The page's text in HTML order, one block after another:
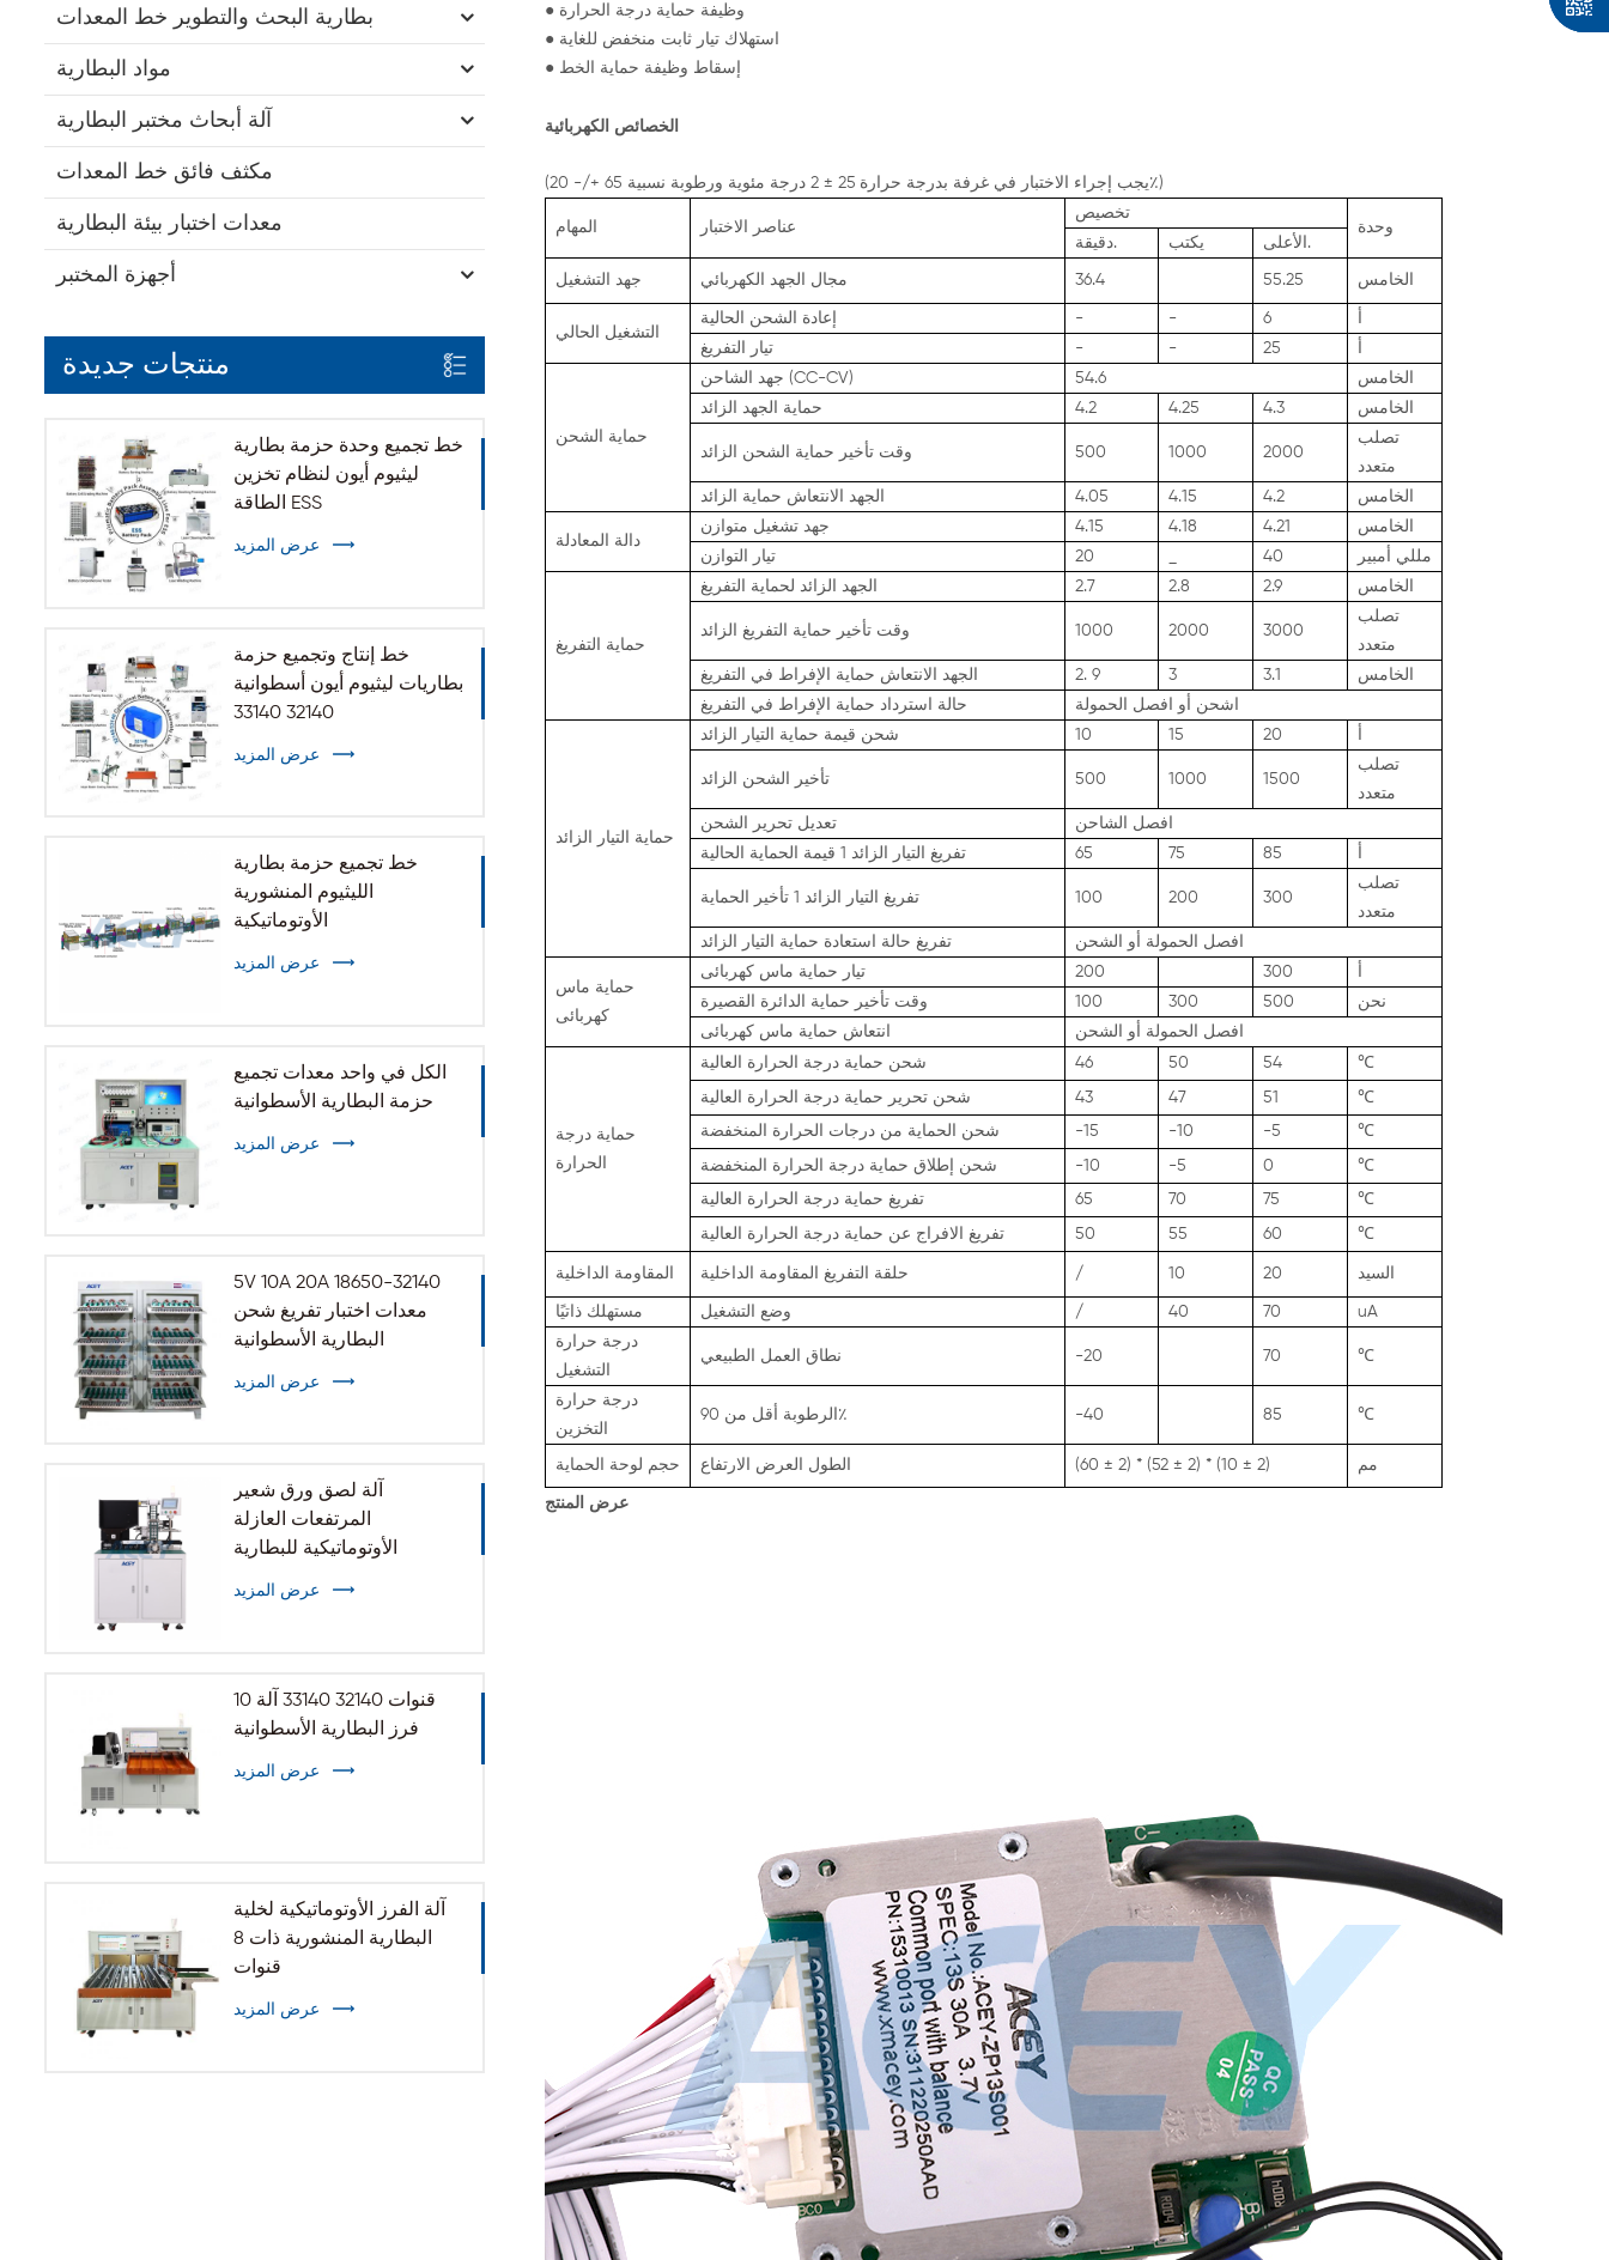
بطارية البحث والتطوير خط المعدات
مواد البطارية
آلة أبحاث مختبر البطارية
مكثف فائق خط المعدات
معدات اختبار بيئة البطارية
أجهزة المختبر
منتجات جديدة
خط تجميع وحدة حزمة بطارية
ليثيوم أيون لنظام تخزين
الطاقة ESS
عرض المزيد
خط إنتاج وتجميع حزمة
بطاريات ليثيوم أيون أسطوانية
32140 33140
عرض المزيد
خط تجميع حزمة بطارية
الليثيوم المنشورية
الأوتوماتيكية
عرض المزيد
الكل في واحد معدات تجميع
حزمة البطارية الأسطوانية
عرض المزيد
5V 10A 20A 18650-32140
معدات اختبار تفريغ شحن
البطارية الأسطوانية
عرض المزيد
آلة لصق ورق شعير
المرتفعات العازلة
الأوتوماتيكية للبطارية
عرض المزيد
10 قنوات 32140 33140 آلة
فرز البطارية الأسطوانية
عرض المزيد
آلة الفرز الأوتوماتيكية لخلية
البطارية المنشورية ذات 8
قنوات
عرض المزيد
● وظيفة حماية درجة الحرارة
● استهلاك تيار ثابت منخفض للغاية
● إسقاط وظيفة حماية الخط
الخصائص الكهربائية
(يجب إجراء الاختبار في غرفة بدرجة حرارة 25 ± 2 درجة مئوية ورطوبة نسبية 65 +/- 20٪)
المهام عناصر الاختبار
تخصيص
وحدة
دقيقة.
يكتب الأعلى.
جهد التشغيل مجال الجهد الكهربائي 36.4 55.25 الخامس
التشغيل الحالي
إعادة الشحن الحالية - - 6
تيار التفريغ
- - 25
حماية الشحن
جهد الشاحن (CC-CV) 54.6
الخامس
حماية الجهد الزائد
4.2 4.25 4.3 الخامس
وقت تأخير حماية الشحن الزائد 500 1000 2000
تصلب
متعدد
الجهد الانتعاش حماية الزائد
4.05 4.15 4.2 الخامس
دالة المعادلة
جهد تشغيل متوازن 4.15 4.18 4.21
الخامس
تيار التوازن
20 40 مللي أمبير
حماية التفريغ
الجهد الزائد لحماية التفريغ 2.7 2.8 2.9 الخامس
وقت تأخير حماية التفريغ الزائد 1000 2000 3000
تصلب
متعدد
الجهد الانتعاش حماية الإفراط في التفريغ
2.9 3 3.1
الخامس
حالة استرداد حماية الإفراط في التفريغ
اشحن أو افصل الحمولة
حماية التيار الزائد
شحن قيمة حماية التيار الزائد 10 15 20
تأخير الشحن الزائد 500 1000 1500
تصلب
متعدد
تعديل تحرير الشحن
افصل الشاحن
تفريغ التيار الزائد 1 قيمة الحماية الحالية
65 75 85
تفريغ التيار الزائد 1 تأخير الحماية 100 200 300
تصلب
متعدد
تفريغ حالة استعادة حماية التيار الزائد
افصل الحمولة أو الشحن
حماية ماس
كهربائى
تيار حماية ماس كهربائى 200 300
وقت تأخير حماية الدائرة القصيرة
100 300 500
نحن
انتعاش حماية ماس كهربائى
افصل الحمولة أو الشحن
حماية درجة
الحرارة
شحن حماية درجة الحرارة العالية 46 50 54 ℃
شحن تحرير حماية درجة الحرارة العالية 43 47 51
℃
شحن الحماية من درجات الحرارة المنخفضة
-15 -10 -5 ℃
شحن إطلاق حماية درجة الحرارة المنخفضة -10 -5 0
℃
تفريغ حماية درجة الحرارة العالية
65 70 75 ℃
تفريغ الافراج عن حماية درجة الحرارة العالية 50 55 60 ℃
المقاومة الداخلية حلقة التفريغ المقاومة الداخلية / 10 20 السيد
مستهلك ذاتيًا وضع التشغيل / 40 70
uA
درجة حرارة
التشغيل
نطاق العمل الطبيعي -20 70 ℃
درجة حرارة
التخزين
الرطوبة أقل من 90٪ -40 85 ℃
حجم لوحة الحماية الطول العرض الارتفاع (60 ± 2) * (52 ± 2) * (10 ± 2) مم
عرض المنتج